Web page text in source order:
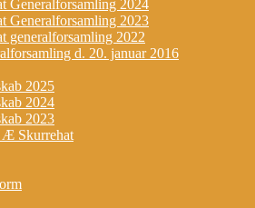
Generalforsamling 2024
Generalforsamling 2023
generalforsamling 2022
d. 20. januar 2016
2025
2024
2023
Æ Skurrehat